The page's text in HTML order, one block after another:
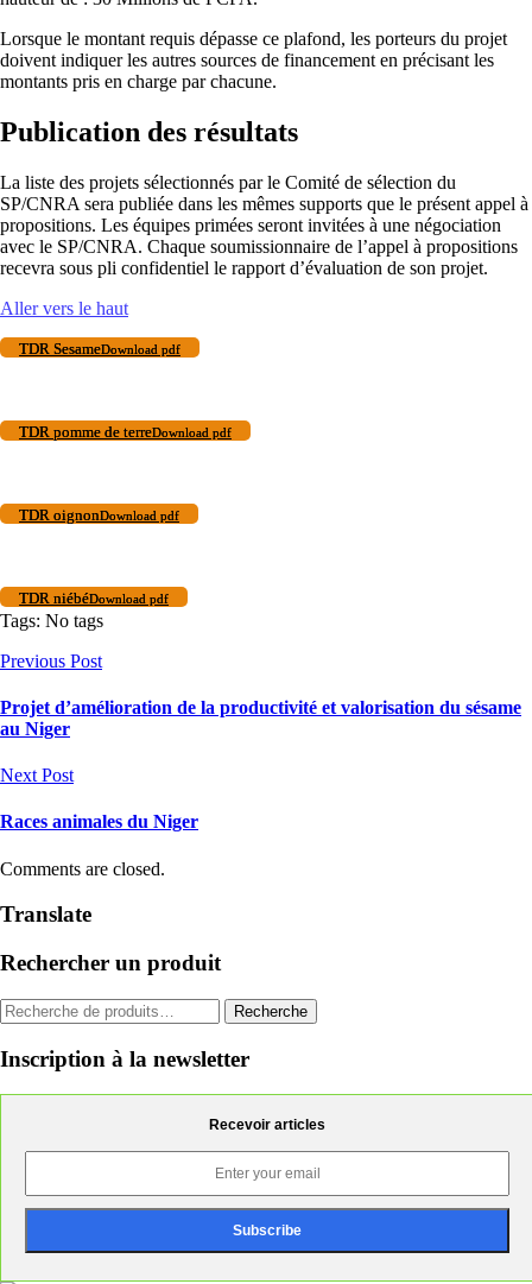
Lorsque le montant requis dépasse ce plafond, les porteurs du projet
doivent indiquer les autres sources de financement en précisant les
montants pris en charge par chacune.
Publication des résultats
La liste des projets sélectionnés par le Comité de sélection du
SP/CNRA sera publiée dans les mêmes supports que le présent appel à
propositions. Les équipes primées seront invitées à une négociation
avec le SP/CNRA. Chaque soumissionnaire de l’appel à propositions
recevra sous pli confidentiel le rapport d’évaluation de son projet.
Aller vers le haut
TDR SesameDownload pdf
TDR pomme de terreDownload pdf
TDR oignonDownload pdf
TDR niébéDownload pdf
Tags: No tags
Previous Post
Projet d’amélioration de la productivité et valorisation du sésame
au Niger
Next Post
Races animales du Niger
Comments are closed.
Translate
Rechercher un produit
Recherche
pour :
Recherche
Inscription à la newsletter
Recevoir articles